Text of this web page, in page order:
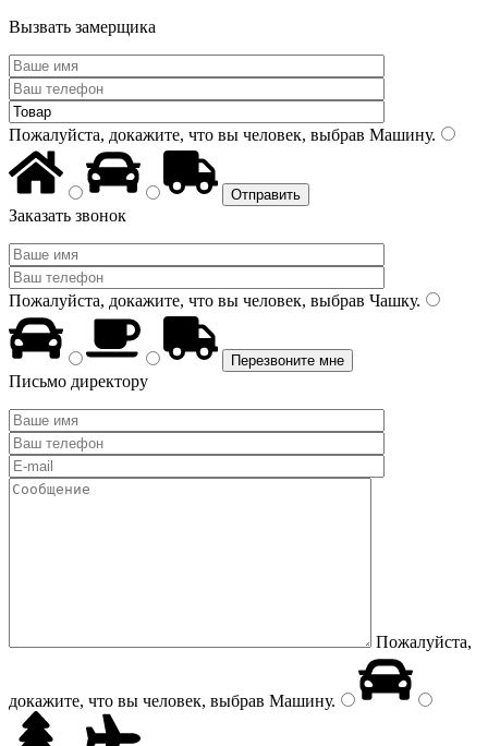
Вызвать замерщика
Пожалуйста, докажите, что вы человек, выбрав Машину.
Заказать звонок
Пожалуйста, докажите, что вы человек, выбрав Чашку.
Письмо директору
Пожалуйста,
докажите, что вы человек, выбрав Машину.